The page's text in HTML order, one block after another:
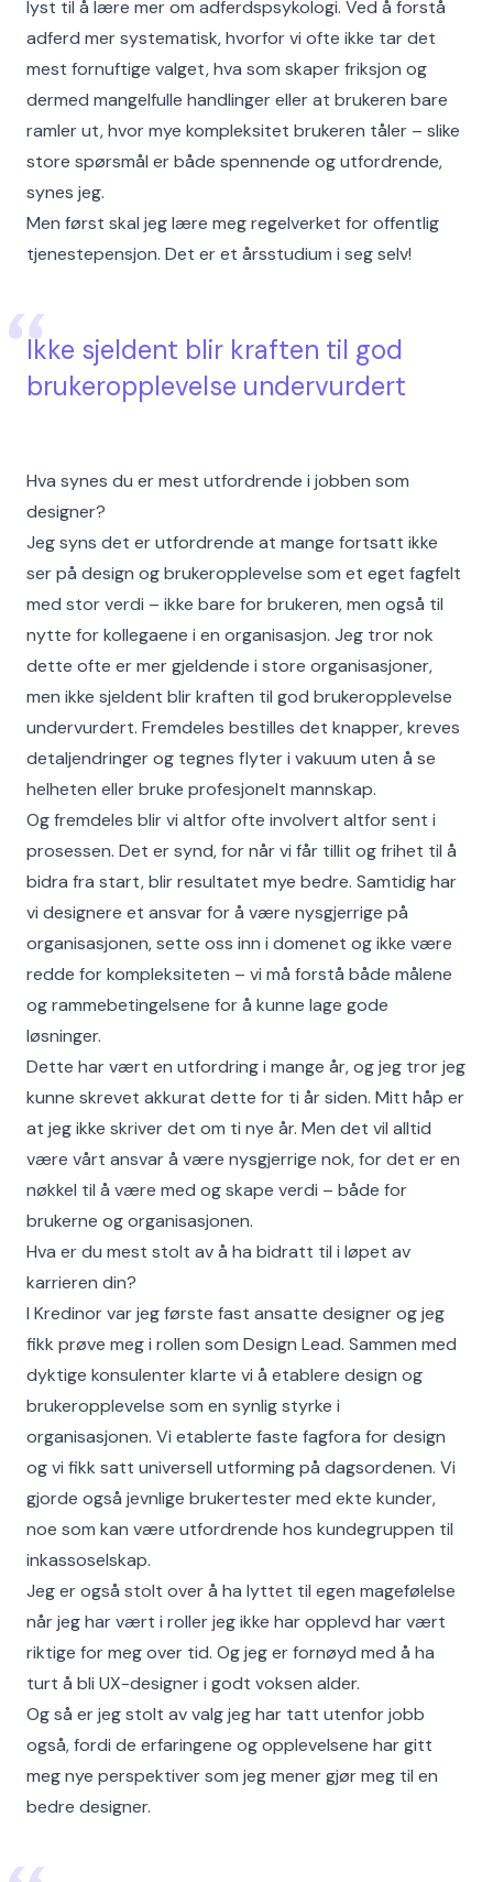
lyst til å lære mer om adferdspsykologi. Ved å forstå
adferd mer systematisk, hvorfor vi ofte ikke tar det
mest fornuftige valget, hva som skaper friksjon og
dermed mangelfulle handlinger eller at brukeren bare
ramler ut, hvor mye kompleksitet brukeren tåler – slike
store spørsmål er både spennende og utfordrende,
synes jeg.
Men først skal jeg lære meg regelverket for offentlig
tjenestepensjon. Det er et årsstudium i seg selv!
Ikke sjeldent blir kraften til god
brukeropplevelse undervurdert
Hva synes du er mest utfordrende i jobben som
designer?
Jeg syns det er utfordrende at mange fortsatt ikke
ser på design og brukeropplevelse som et eget fagfelt
med stor verdi – ikke bare for brukeren, men også til
nytte for kollegaene i en organisasjon. Jeg tror nok
dette ofte er mer gjeldende i store organisasjoner,
men ikke sjeldent blir kraften til god brukeropplevelse
undervurdert. Fremdeles bestilles det knapper, kreves
detaljendringer og tegnes flyter i vakuum uten å se
helheten eller bruke profesjonelt mannskap.
Og fremdeles blir vi altfor ofte involvert altfor sent i
prosessen. Det er synd, for når vi får tillit og frihet til å
bidra fra start, blir resultatet mye bedre. Samtidig har
vi designere et ansvar for å være nysgjerrige på
organisasjonen, sette oss inn i domenet og ikke være
redde for kompleksiteten – vi må forstå både målene
og rammebetingelsene for å kunne lage gode
løsninger.
Dette har vært en utfordring i mange år, og jeg tror jeg
kunne skrevet akkurat dette for ti år siden. Mitt håp er
at jeg ikke skriver det om ti nye år. Men det vil alltid
være vårt ansvar å være nysgjerrige nok, for det er en
nøkkel til å være med og skape verdi – både for
brukerne og organisasjonen.
Hva er du mest stolt av å ha bidratt til i løpet av
karrieren din?
I Kredinor var jeg første fast ansatte designer og jeg
fikk prøve meg i rollen som Design Lead. Sammen med
dyktige konsulenter klarte vi å etablere design og
brukeropplevelse som en synlig styrke i
organisasjonen. Vi etablerte faste fagfora for design
og vi fikk satt universell utforming på dagsordenen. Vi
gjorde også jevnlige brukertester med ekte kunder,
noe som kan være utfordrende hos kundegruppen til
inkassoselskap.
Jeg er også stolt over å ha lyttet til egen magefølelse
når jeg har vært i roller jeg ikke har opplevd har vært
riktige for meg over tid. Og jeg er fornøyd med å ha
turt å bli UX-designer i godt voksen alder.
Og så er jeg stolt av valg jeg har tatt utenfor jobb
også, fordi de erfaringene og opplevelsene har gitt
meg nye perspektiver som jeg mener gjør meg til en
bedre designer.